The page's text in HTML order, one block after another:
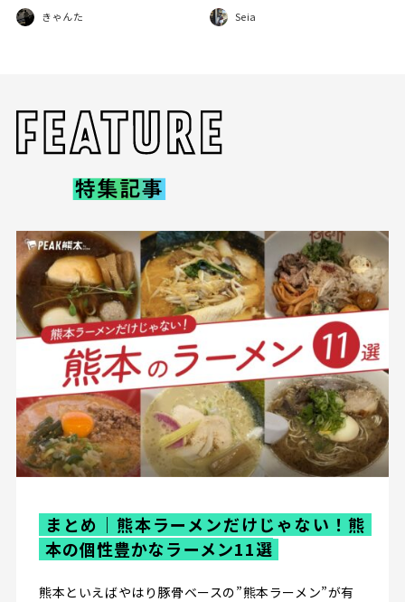
きゃんた Seia
まとめ｜熊本ラーメンだけじゃない！熊
本の個性豊かなラーメン11選
熊本といえばやはり豚骨ベースの”熊本ラーメン”が有